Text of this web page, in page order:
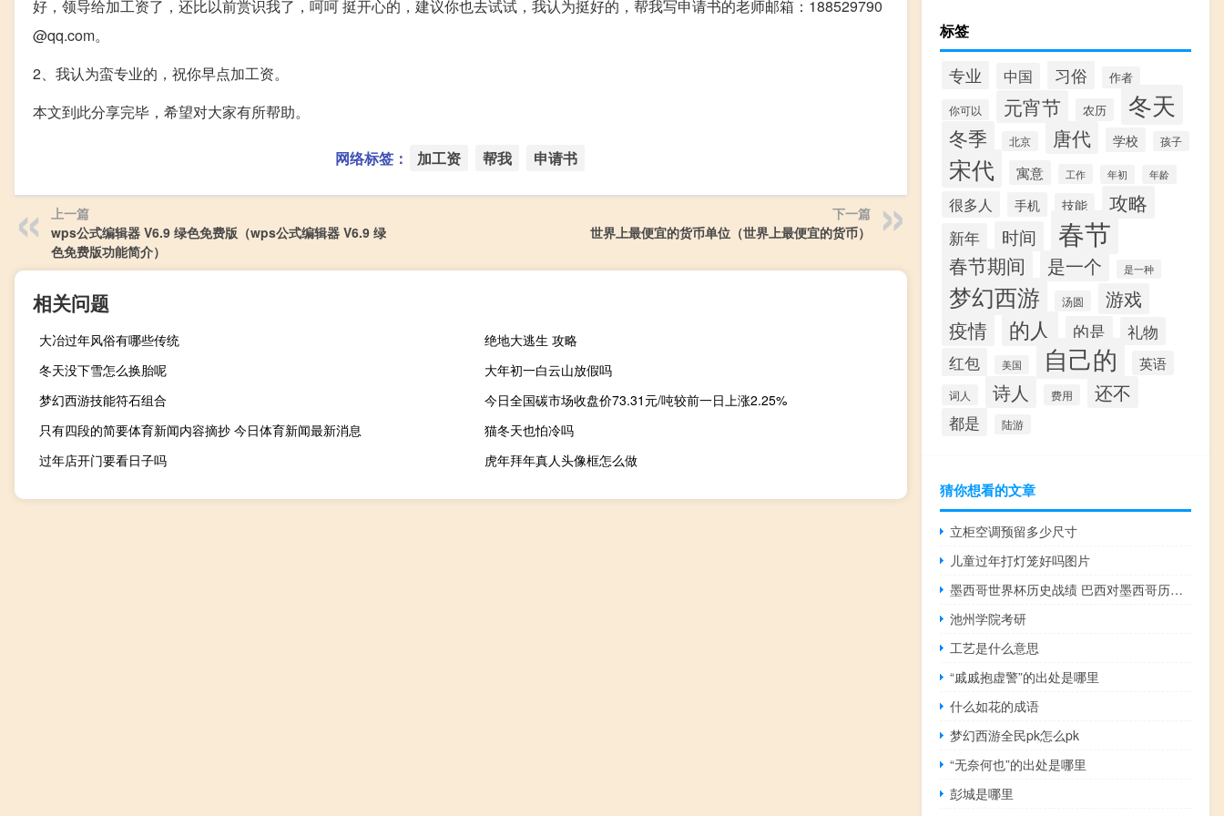
好，领导给加工资了，还比以前赏识我了，呵呵 挺开心的，建议你也去试试，我认为挺好的，帮我写申请书的老师邮箱：188529790
@qq.com。
2、我认为蛮专业的，祝你早点加工资。
本文到此分享完毕，希望对大家有所帮助。
网络标签： 加工资 帮我 申请书
上一篇
wps公式编辑器 V6.9 绿色免费版（wps公式编辑器 V6.9 绿
色免费版功能简介）
下一篇
世界上最便宜的货币单位（世界上最便宜的货币）
相关问题
大冶过年风俗有哪些传统
绝地大逃生 攻略
冬天没下雪怎么换胎呢
大年初一白云山放假吗
梦幻西游技能符石组合
今日全国碳市场收盘价73.31元/吨较前一日上涨2.25%
只有四段的简要体育新闻内容摘抄 今日体育新闻最新消息
猫冬天也怕冷吗
过年店开门要看日子吗
虎年拜年真人头像框怎么做
标签
专业 中国 习俗 作者
你可以 元宵节 农历 冬天
冬季 北京 唐代 学校 孩子
宋代 寓意 工作 年初 年龄
很多人 手机 技能 攻略
新年 时间 春节
春节期间 是一个 是一种
梦幻西游 汤圆 游戏
疫情 的人 的是
礼物
红包
美国 自己的 英语
词人 诗人 费用 还不
都是 陆游
猜你想看的文章
立柜空调预留多少尺寸
儿童过年打灯笼好吗图片
墨西哥世界杯历史战绩 巴西对墨西哥历史战绩
池州学院考研
工艺是什么意思
“戚戚抱虚警”的出处是哪里
什么如花的成语
梦幻西游全民pk怎么pk
“无奈何也”的出处是哪里
彭城是哪里